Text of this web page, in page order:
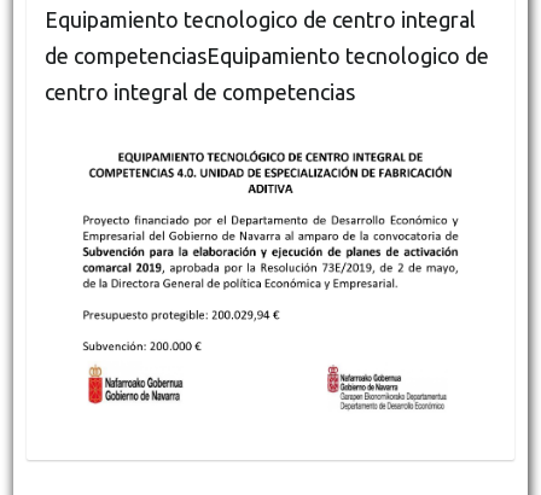
Equipamiento tecnologico de centro integral
de competenciasEquipamiento tecnologico de
centro integral de competencias